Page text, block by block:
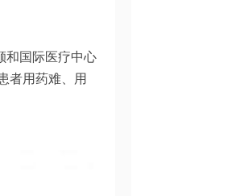
和国际医疗中心
者用药难、用